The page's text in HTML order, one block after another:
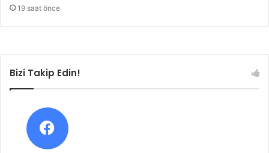
19 saat önce
Bizi Takip Edin!